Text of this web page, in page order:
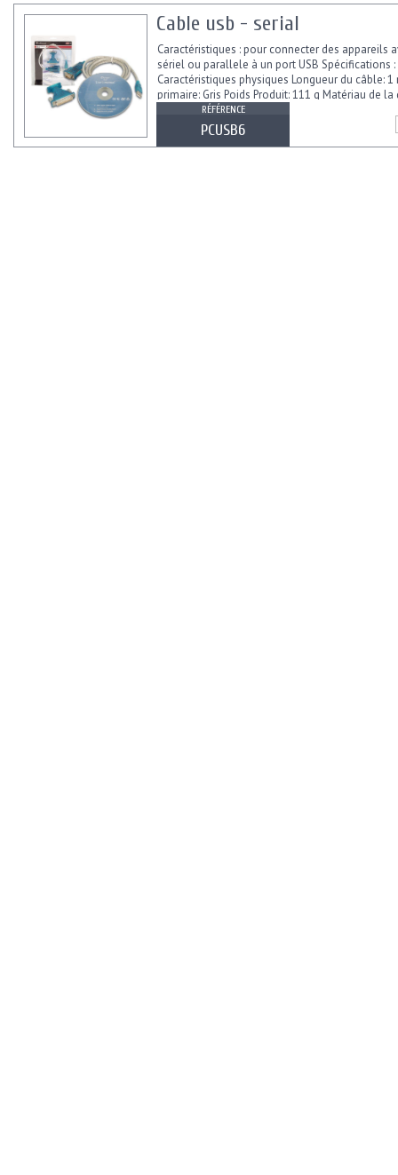
Cable usb - serial
Caractéristiques : pour connecter des appareils
sériel ou parallele à un port USB Spécifications :
Caractéristiques physiques Longueur du câble: 1
primaire: Gris Poids Produit: 111 g Matériau de la
RÉFÉRENCE
PCUSB6